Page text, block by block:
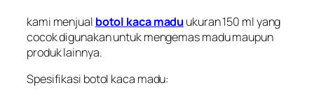
kami menjual botol kaca madu ukuran 150 ml yang
cocok digunakan untuk mengemas madu maupun
produk lainnya.
Spesifikasi botol kaca madu: